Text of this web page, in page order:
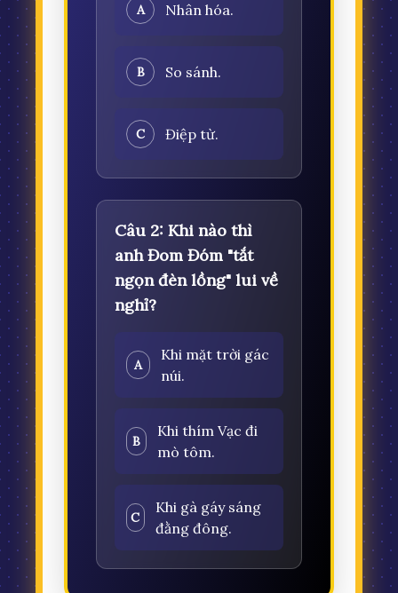
A Nhân hóa.
B So sánh.
C Điệp từ.
Câu 2: Khi nào thì
anh Đom Đóm "tắt
ngọn đèn lồng" lui về
nghỉ?
A
Khi mặt trời gác
núi.
B
Khi thím Vạc đi
mò tôm.
C
Khi gà gáy sáng
đằng đông.